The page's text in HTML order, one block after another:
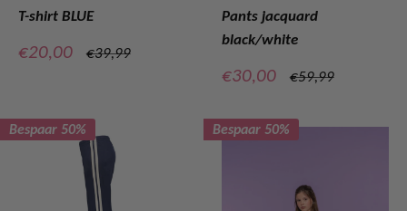
T-shirt BLUE
Verkoopprijs
€20,00
Normale
€39,99
Pants jacquard
black/white
Verkoopprijs
€30,00
Normale
€59,99
Bespaar 50% Bespaar 50%